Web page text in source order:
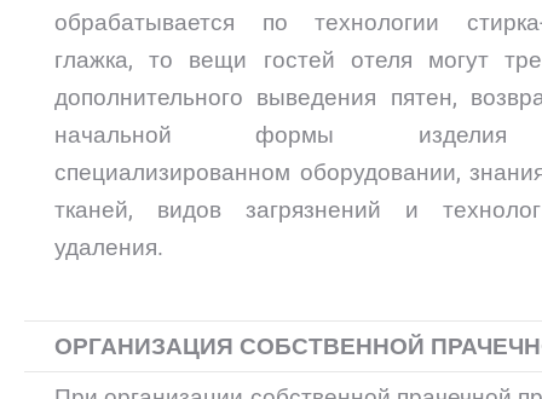
обрабатывается по технологии
глажка, то вещи гостей отеля могут
дополнительного выведения пятен,
начальной формы
специализированном оборудовании,
тканей, видов загрязнений и
удаления.
ОРГАНИЗАЦИЯ СОБСТВЕННОЙ